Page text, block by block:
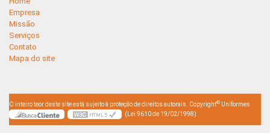
Empresa
Missão
Serviços
Contato
Mapa do site
O inteiro teor deste site está sujeito à proteção de direitos autorais. Copyright© Uniformes
(Lei 9610 de 19/02/1998)